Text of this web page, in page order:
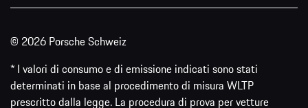
© 2026 Porsche Schweiz
* I valori di consumo e di emissione indicati sono stati
determinati in base al procedimento di misura WLTP
prescritto dalla legge. La procedura di prova per vetture